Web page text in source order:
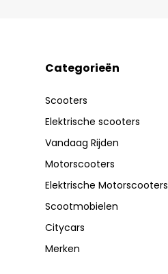
Categorieën
Scooters
Elektrische scooters
Vandaag Rijden
Motorscooters
Elektrische Motorscooters
Scootmobielen
Citycars
Merken